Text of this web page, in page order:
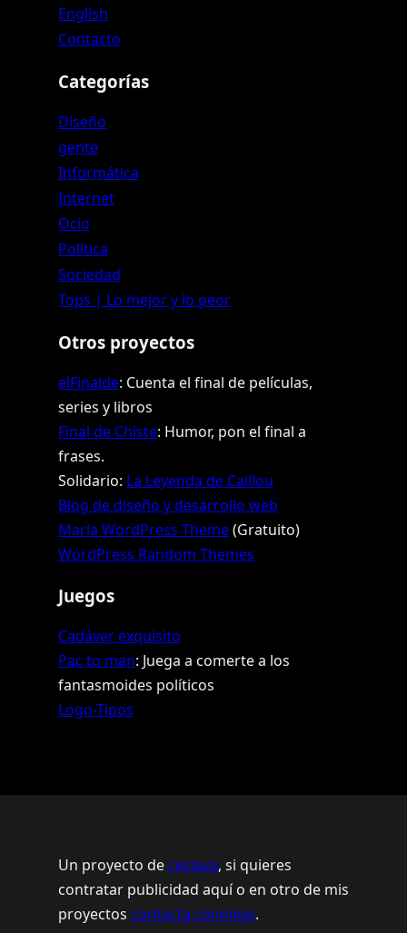
English
Contacto
Categorías
Diseño
gente
Informática
Internet
Ocio
Política
Sociedad
Tops | Lo mejor y lo peor
Otros proyectos
elFinalde: Cuenta el final de películas,
series y libros
Final de Chiste: Humor, pon el final a
frases.
Solidario: La Leyenda de Caillou
Blog de diseño y desarrollo web
Marla WordPress Theme(Gratuito)
WordPress Random Themes
Juegos
Cadáver exquisito
Pac to man: Juega a comerte a los
fantasmoides políticos
Logo-Tipos
Un proyecto de ceslava, si quieres
contratar publicidad aquí o en otro de mis
proyectos contacta conmigo.